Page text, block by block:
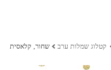
קטלוג שמלות ערב שחור, קלאסית